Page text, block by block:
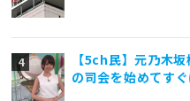
【5ch民】元乃木
の司会を始めてす